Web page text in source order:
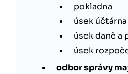
pokladna
úsek účtárna
úsek daně a
úsek
odbor správy